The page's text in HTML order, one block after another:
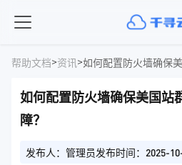
帮助文档>资讯>如何配置防火墙确保
如何配置防火墙确保美国站
障？
发布人：管理员发布时间：2025-